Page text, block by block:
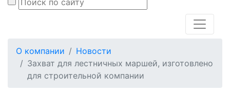
О компании
Новости
Захват для лестничных маршей, изготовлено
для строительной компании